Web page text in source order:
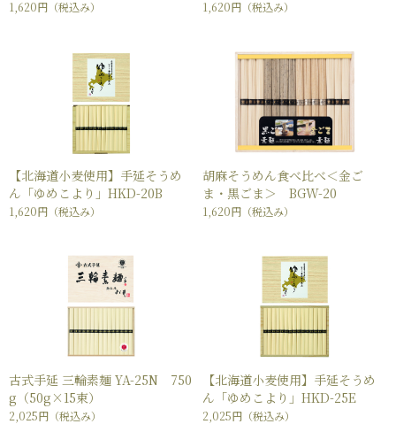
1,620円 （税込み） 1,620円 （税込み）
【北海道小麦使用】手延そうめ
ん「ゆめこより」HKD-20B
1,620円 （税込み）
胡麻そうめん食べ比べ＜金ご
ま・黒ごま＞ BGW-20
1,620円 （税込み）
古式手延 三輪素麺 YA-25N 750
g（50g×15束）
2,025円 （税込み）
【北海道小麦使用】手延そうめ
ん「ゆめこより」HKD-25E
2,025円 （税込み）